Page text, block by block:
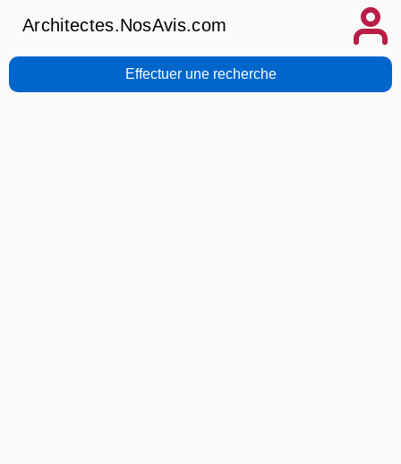
Architectes.NosAvis.com
Effectuer une recherche